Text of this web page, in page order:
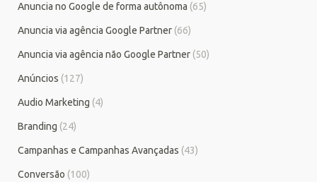
Anuncia no Google de forma autônoma (65)
Anuncia via agência Google Partner (66)
Anuncia via agência não Google Partner (50)
Anúncios (127)
Audio Marketing (4)
Branding (24)
Campanhas e Campanhas Avançadas (43)
Conversão (100)